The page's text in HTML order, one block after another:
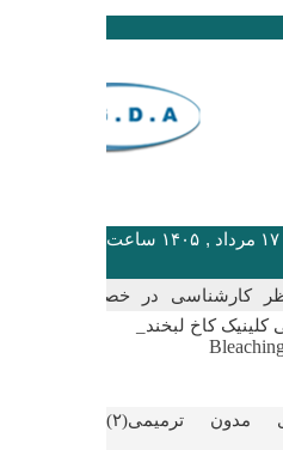
۞ امروز شنبه, ۱۷ مرداد , ۱۴۰۵ ساعت
برگزاری بازآموزی مدون ترمیمی(۲)